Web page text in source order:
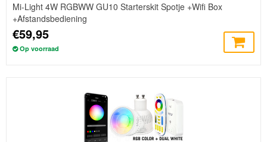
Mi-Light 4W RGBWW GU10 Starterskit Spotje +Wifi Box
+Afstandsbediening
€59,95
Op voorraad